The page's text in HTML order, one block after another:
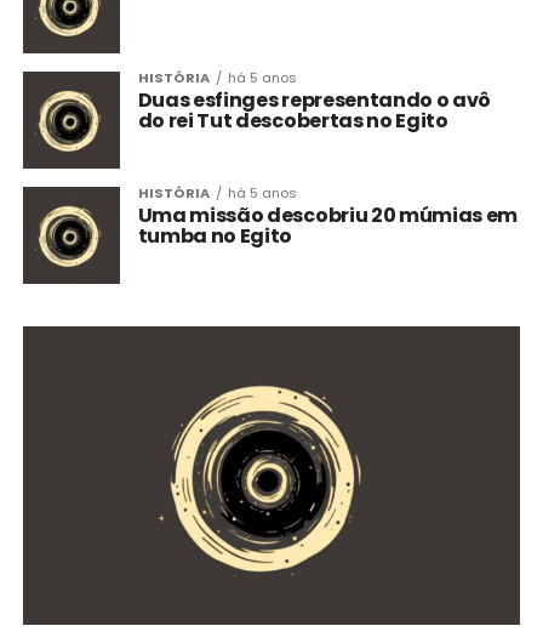
HISTÓRIA há 5 anos
Duas esfinges representando o avô
do rei Tut descobertas no Egito
HISTÓRIA há 5 anos
Uma missão descobriu 20 múmias em
tumba no Egito